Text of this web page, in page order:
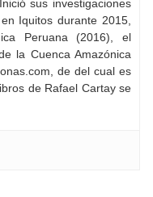
sus investigaciones
Iquitos durante 2015,
Peruana (2016), el
la Cuenca Amazónica
de del cual es
de Rafael Cartay se